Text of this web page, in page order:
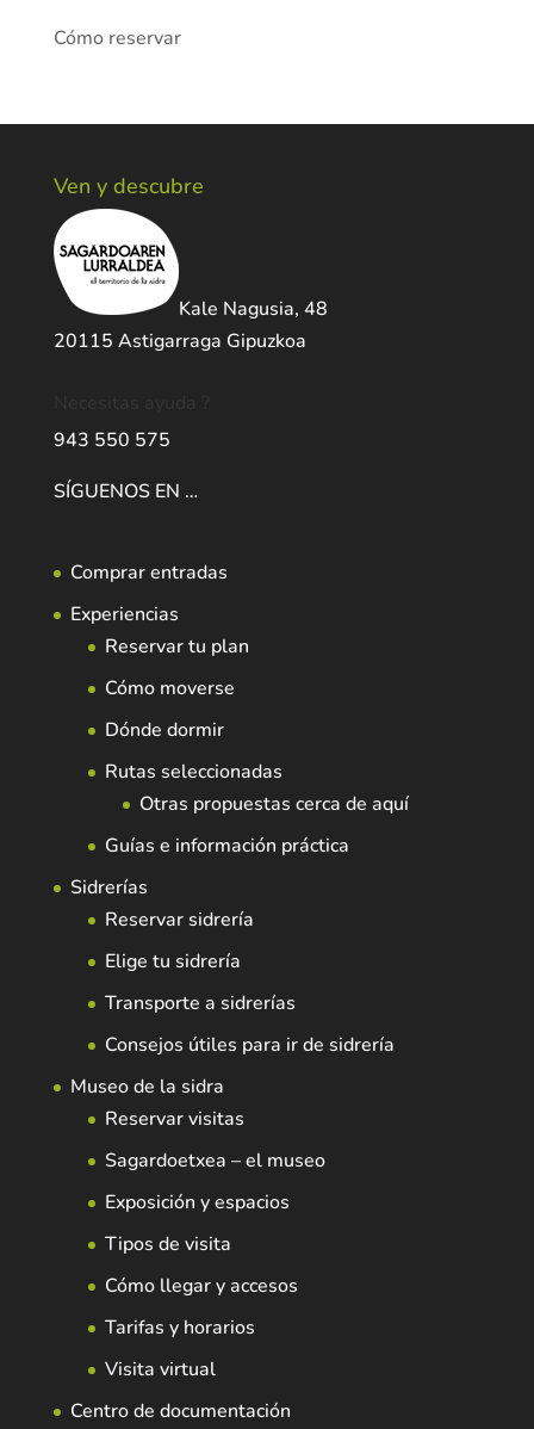
Cómo reservar
Ven y descubre
Kale Nagusia, 48
20115 Astigarraga Gipuzkoa
943 550 575
SÍGUENOS EN …
Comprar entradas
Experiencias
Reservar tu plan
Cómo moverse
Dónde dormir
Rutas seleccionadas
Otras propuestas cerca de aquí
Guías e información práctica
Sidrerías
Reservar sidrería
Elige tu sidrería
Transporte a sidrerías
Consejos útiles para ir de sidrería
Museo de la sidra
Reservar visitas
Sagardoetxea – el museo
Exposición y espacios
Tipos de visita
Cómo llegar y accesos
Tarifas y horarios
Visita virtual
Centro de documentación